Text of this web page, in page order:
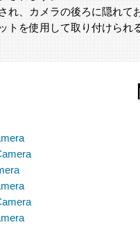
れ、カメラの後ろに隠れ
トを使用して取り付けら